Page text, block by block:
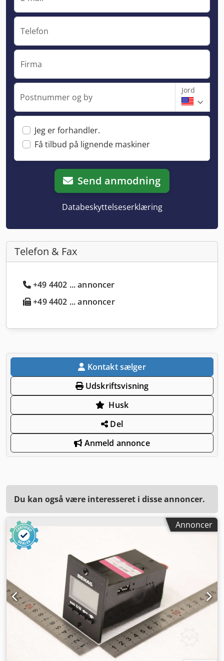
Telefon
Firma
Postnummer og by
Jord
Jeg er forhandler.
Få tilbud på lignende maskiner
Send anmodning
Databeskyttelseserklæring
Telefon & Fax
+49 4402 ... annoncer
+49 4402 ... annoncer
Kontakt sælger
Udskriftsvisning
Husk
Del
Anmeld annonce
Du kan også være interesseret i disse annoncer.
Annoncer